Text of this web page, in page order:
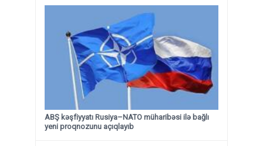
ABŞ kəşfiyyatı Rusiya–NATO müharibəsi ilə bağlı
yeni proqnozunu açıqlayıb